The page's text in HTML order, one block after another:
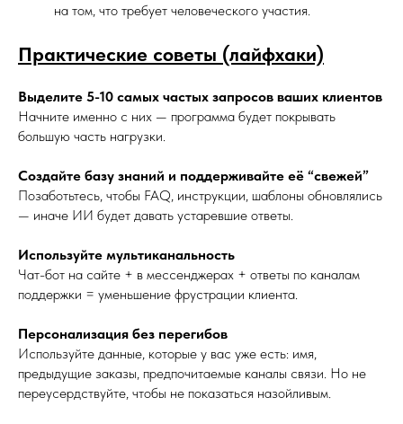
на том, что требует человеческого участия.
Практические советы (лайфхаки)
Выделите 5-10 самых частых запросов ваших клиентов
Начните именно с них — программа будет покрывать
большую часть нагрузки.
Создайте базу знаний и поддерживайте её “свежей”
Позаботьтесь, чтобы FAQ, инструкции, шаблоны обновлялись
— иначе ИИ будет давать устаревшие ответы.
Используйте мультиканальность
Чат-бот на сайте + в мессенджерах + ответы по каналам
поддержки = уменьшение фрустрации клиента.
Персонализация без перегибов
Используйте данные, которые у вас уже есть: имя,
предыдущие заказы, предпочитаемые каналы связи. Но не
переусердствуйте, чтобы не показаться назойливым.